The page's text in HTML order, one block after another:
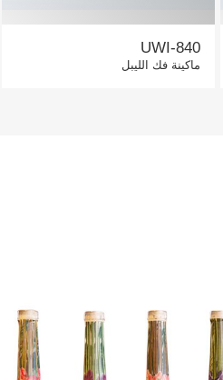
UWI-840
ماكينة فك الليبل